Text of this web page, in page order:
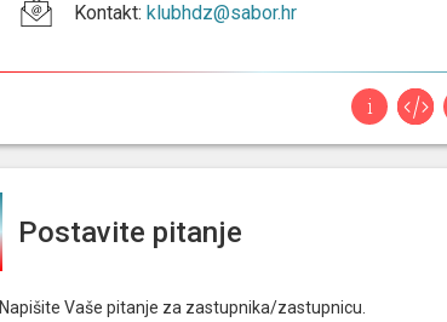
Kontakt: klubhdz@sabor.hr
Postavite pitanje
Napišite Vaše pitanje za zastupnika/zastupnicu.